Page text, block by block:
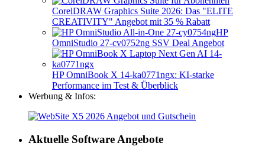
CorelDRAW Graphics Suite 2026: Das "ELITE
CREATIVITY" Angebot mit 35 % Rabatt
HP
OmniStudio 27-cv0752ng SSV Deal Angebot
HP OmniBook X 14-ka0771ngx: KI-starke
Performance im Test & Überblick
Werbung & Infos:
Aktuelle Software Angebote